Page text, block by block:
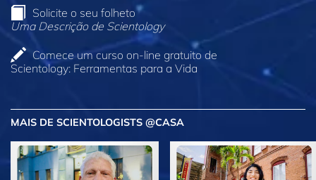
Solicite o seu folheto
Uma Descrição de Scientology
Comece um curso on‑line gratuito de
Scientology: Ferramentas para a Vida
MAIS DE SCIENTOLOGISTS @CASA